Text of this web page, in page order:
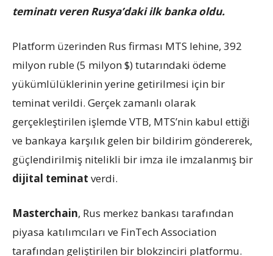
teminatı veren Rusya’daki ilk banka oldu.
Platform üzerinden Rus firması MTS lehine, 392
milyon ruble (5 milyon $) tutarındaki ödeme
yükümlülüklerinin yerine getirilmesi için bir
teminat verildi. Gerçek zamanlı olarak
gerçekleştirilen işlemde VTB, MTS’nin kabul ettiği
ve bankaya karşılık gelen bir bildirim göndererek,
güçlendirilmiş nitelikli bir imza ile imzalanmış bir
dijital teminat verdi.
Masterchain, Rus merkez bankası tarafından
piyasa katılımcıları ve FinTech Association
tarafından geliştirilen bir blokzinciri platformu.